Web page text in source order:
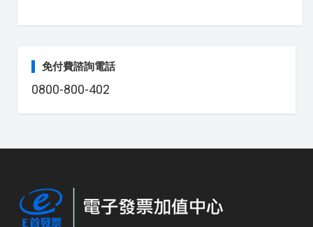
免付費諮詢電話
0800-800-402